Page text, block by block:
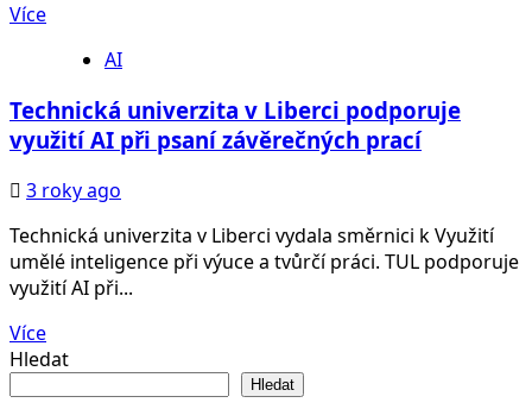
Více
AI
Technická univerzita v Liberci podporuje
využití AI při psaní závěrečných prací
3 roky ago
Technická univerzita v Liberci vydala směrnici k Využití
umělé inteligence při výuce a tvůrčí práci. TUL podporuje
využití AI při...
Více
Hledat
Hledat